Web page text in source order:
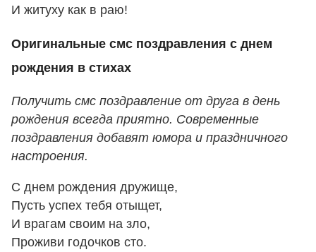
И житуху как в раю!
Оригинальные смс поздравления с днем
рождения в стихах
Получить смс поздравление от друга в день
рождения всегда приятно. Современные
поздравления добавят юмора и праздничного
настроения.
С днем рождения дружище,
Пусть успех тебя отыщет,
И врагам своим на зло,
Проживи годочков сто.